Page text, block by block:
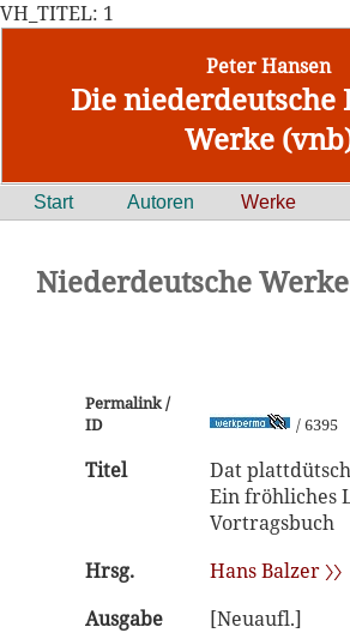
VH_TITEL: 1
Peter Hansen
Die
Werke
Start Autoren Werke
Niederdeutsche
Permalink /
ID
/ 6395
Titel
Dat
Ein fröhliches
Vortragsbuch
Hrsg.
Hans Balzer 〉〉
Ausgabe
[Neuaufl.]